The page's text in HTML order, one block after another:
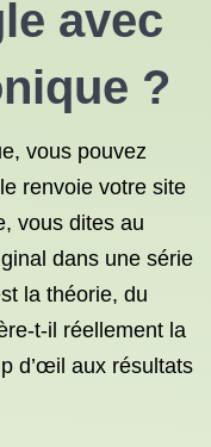
avec
?
vous pouvez
renvoie votre site
vous dites au
dans une série
la théorie, du
t-il réellement la
d’œil aux résultats